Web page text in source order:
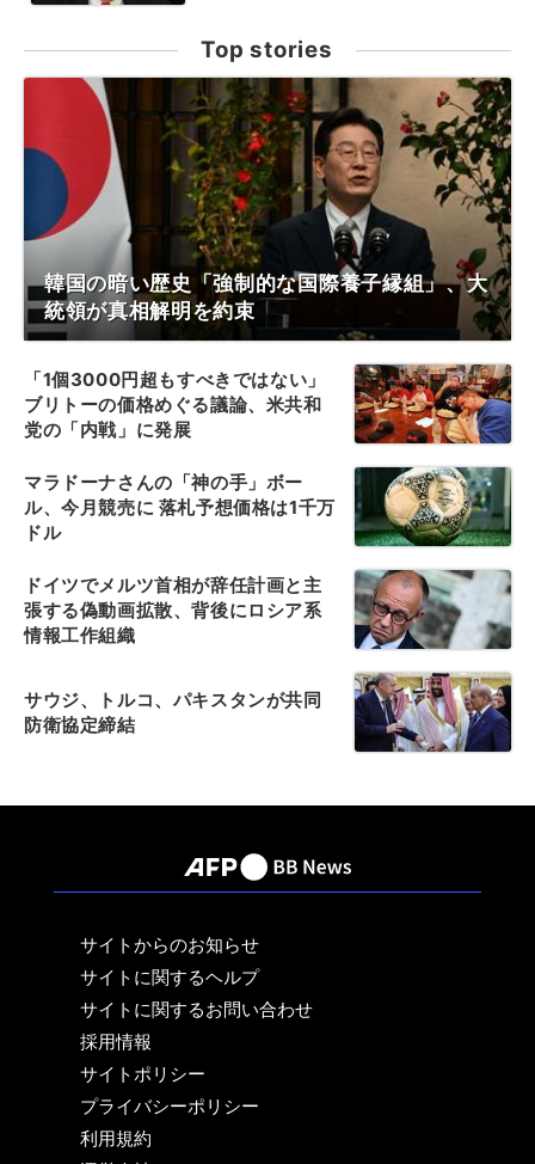
Top stories
韓国の暗い歴史「強制的な国際養子縁組」、大
統領が真相解明を約束
「1個3000円超もすべきではない」
ブリトーの価格めぐる議論、米共和
党の「内戦」に発展
マラドーナさんの「神の手」ボー
ル、今月競売に 落札予想価格は1千万
ドル
ドイツでメルツ首相が辞任計画と主
張する偽動画拡散、背後にロシア系
情報工作組織
サウジ、トルコ、パキスタンが共同
防衛協定締結
サイトからのお知らせ
サイトに関するヘルプ
サイトに関するお問い合わせ
採用情報
サイトポリシー
プライバシーポリシー
利用規約